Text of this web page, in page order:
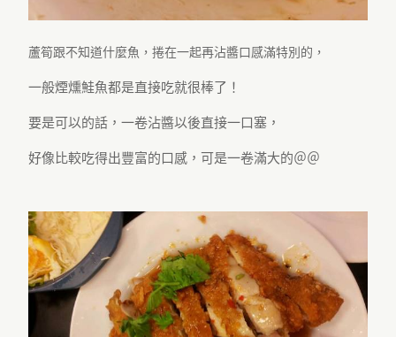
蘆筍跟不知道什麼魚，捲在一起再沾醬口感滿特別的，
一般煙燻鮭魚都是直接吃就很棒了！
要是可以的話，一卷沾醬以後直接一口塞，
好像比較吃得出豐富的口感，可是一卷滿大的＠＠